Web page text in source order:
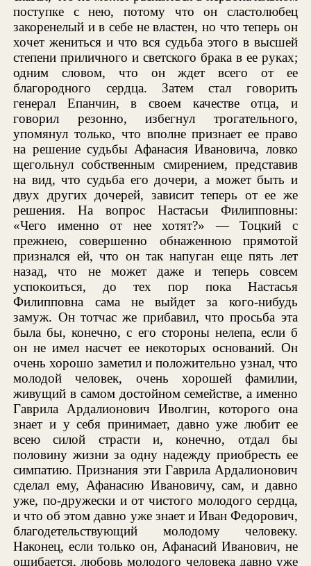
поступке с нею, потому что он сластолюбец
закоренелый и в себе не властен, но что теперь он
хочет жениться и что вся судьба этого в высшей
степени приличного и светского брака в ее руках;
одним словом, что он ждет всего от ее
благородного сердца. Затем стал говорить
генерал Епанчин, в своем качестве отца, и
говорил резонно, избегнул трогательного,
упомянул только, что вполне признает ее право
на решение судьбы Афанасия Ивановича, ловко
щегольнул собственным смирением, представив
на вид, что судьба его дочери, а может быть и
двух других дочерей, зависит теперь от ее же
решения. На вопрос Настасьи Филипповны:
«Чего именно от нее хотят?» — Тоцкий с
прежнею, совершенно обнаженною прямотой
признался ей, что он так напуган еще пять лет
назад, что не может даже и теперь совсем
успокоиться, до тех пор пока Настасья
Филипповна сама не выйдет за кого-нибудь
замуж. Он тотчас же прибавил, что просьба эта
была бы, конечно, с его стороны нелепа, если б
он не имел насчет ее некоторых оснований. Он
очень хорошо заметил и положительно узнал, что
молодой человек, очень хорошей фамилии,
живущий в самом достойном семействе, а именно
Гаврила Ардалионович Иволгин, которого она
знает и у себя принимает, давно уже любит ее
всею силой страсти и, конечно, отдал бы
половину жизни за одну надежду приобресть ее
симпатию. Признания эти Гаврила Ардалионович
сделал ему, Афанасию Ивановичу, сам, и давно
уже, по-дружески и от чистого молодого сердца,
и что об этом давно уже знает и Иван Федорович,
благодетельствующий молодому человеку.
Наконец, если только он, Афанасий Иванович, не
ошибается, любовь молодого человека давно уже